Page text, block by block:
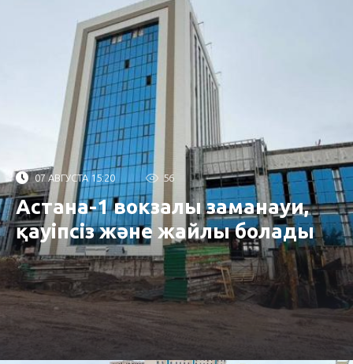
07 АВГУСТА 15:20 56
Астана-1 вокзалы заманауи,
қауіпсіз және жайлы болады